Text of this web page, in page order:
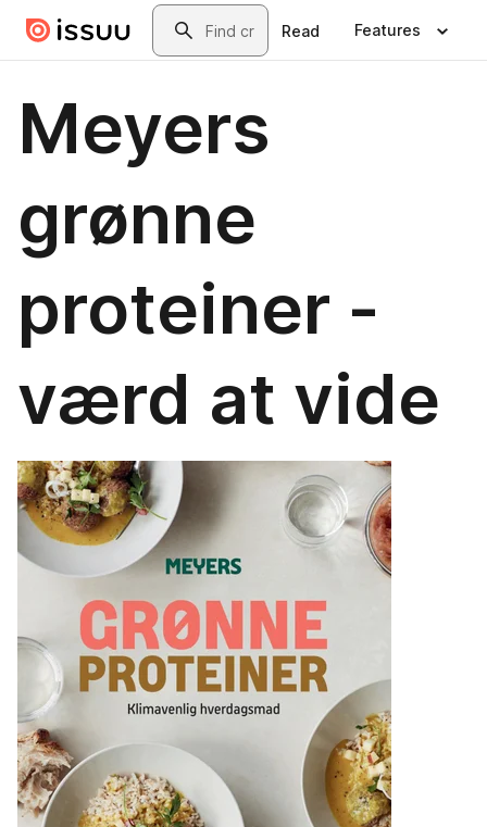
Skip to main contentSearch
Read Features
Meyers
grønne
proteiner -
værd at vide